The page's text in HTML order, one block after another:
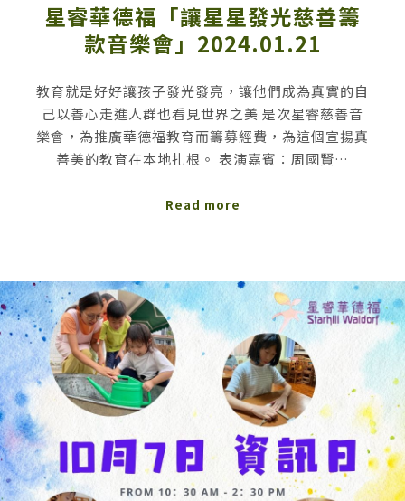
星睿華德福「讓星星發光慈善籌
款音樂會」2024.01.21
教育就是好好讓孩子發光發亮，讓他們成為真實的自
己以善心走進人群也看見世界之美 是次星睿慈善音
樂會，為推廣華德福教育而籌募經費，為這個宣揚真
善美的教育在本地扎根。 表演嘉賓：周國賢…
Read more